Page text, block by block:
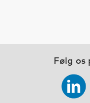
Følg os